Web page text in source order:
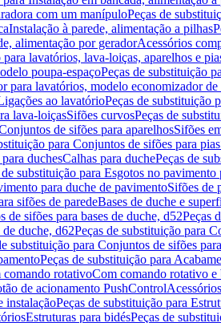
com um manípuloPeças de
Instalação à parede, alimentação a pilhas
alimentação por geradorAcessórios
lavatórios, lava-loiças, aparelhos e
poupa-espaçoPeças de substituição
para lavatórios, modelo economizador de
ao lavatórioPeças de substituição
lava-loiçasSifões curvosPeças de
de sifões para aparelhosSifões
para Conjuntos de sifões para pias
duchesCalhas para duchePeças de
de substituição para Esgotos no pavimento
para duche de pavimentoSifões de
sifões de paredeBases de duche e
de sifões para bases de duche, d52Peças
duche, d62Peças de substituição para
substituição para Conjuntos de sifões
Peças de substituição para
comando rotativoCom comando rotativo e
de acionamento PushControl
instalaçãoPeças de substituição para
Estruturas para bidésPeças de